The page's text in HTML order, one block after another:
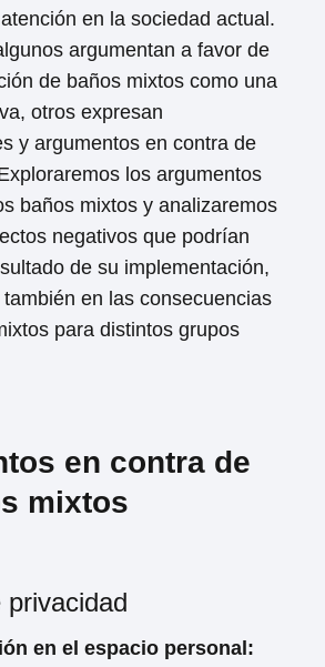
en la sociedad actual.
argumentan a favor de
de baños mixtos como una
otros expresan
y argumentos en contra de
los argumentos
baños mixtos y analizaremos
negativos que podrían
de su implementación,
en las consecuencias
para distintos grupos
en contra de
mixtos
en el espacio personal: